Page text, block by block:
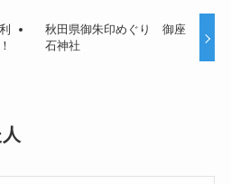
秋田県御朱印めぐり 御座
石神社